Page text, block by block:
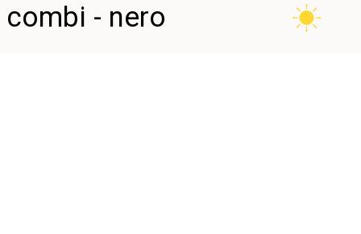
- nero